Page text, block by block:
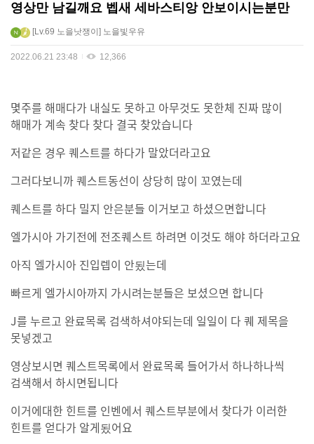
영상만 남길깨요 벱새 세바스티앙 안보이시는분만
Lv.69 노을낫쟁이 노을빛우유
2022.06.21 23:48 12,366
몇주를 해매다가 내실도 못하고 아무것도 못한체 진짜 많이
해매가 계속 찾다 찾다 결국 찾았습니다
저같은 경우 퀘스트를 하다가 말았더라고요
그러다보니까 퀘스트동선이 상당히 많이 꼬였는데
퀘스트를 하다 밀지 안은분들 이거보고 하셨으면합니다
엘가시아 가기전에 전조퀘스트 하려면 이것도 해야 하더라고요
아직 엘가시아 진입렙이 안됬는데
빠르게 엘가시아까지 가시려는분들은 보셨으면 합니다
J를 누르고 완료목록 검색하셔야되는데 일일이 다 퀘 제목을
못넣겠고
영상보시면 퀘스트목록에서 완료목록 들어가서 하나하나씩
검색해서 하시면됩니다
이거에대한 힌트를 인벤에서 퀘스트부분에서 찾다가 이러한
힌트를 얻다가 알게됬어요